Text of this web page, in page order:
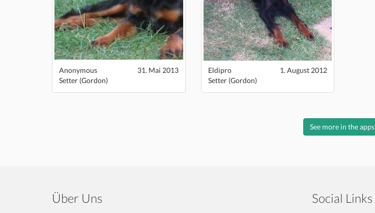
Anonymous
31. Mai 2013
Setter (Gordon)
Eldipro
1. August 2012
Setter (Gordon)
See more in the apps
Über Uns Social Links